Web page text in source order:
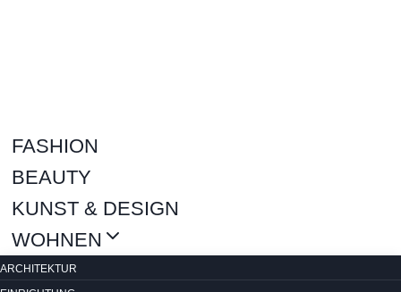
FASHION
BEAUTY
KUNST & DESIGN
WOHNEN
ARCHITEKTUR